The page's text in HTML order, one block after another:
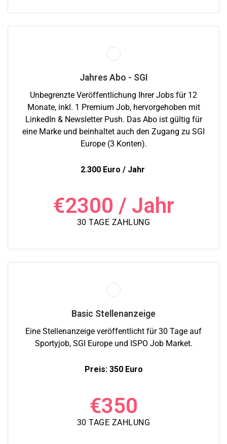
Jahres Abo - SGI
Unbegrenzte Veröffentlichung Ihrer Jobs für 12
Monate, inkl. 1 Premium Job, hervorgehoben mit
LinkedIn & Newsletter Push. Das Abo ist gültig für
eine Marke und beinhaltet auch den Zugang zu SGI
Europe (3 Konten).
2.300 Euro / Jahr
€2300 / Jahr
30 TAGE ZAHLUNG
Basic Stellenanzeige
Eine Stellenanzeige veröffentlicht für 30 Tage auf
Sportyjob, SGI Europe und ISPO Job Market.
Preis: 350 Euro
€350
30 TAGE ZAHLUNG